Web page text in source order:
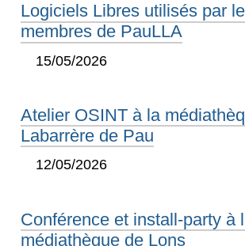
Logiciels Libres utilisés par
membres de PauLLA
15/05/2026
Atelier OSINT à la
Labarrère de Pau
12/05/2026
Conférence et install-party à
médiathèque de Lons